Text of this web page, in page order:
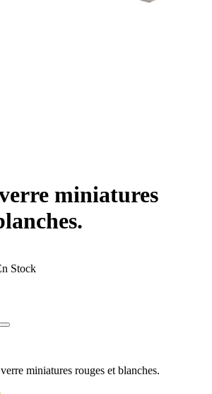
miniatures
Stock
miniatures rouges et blanches.